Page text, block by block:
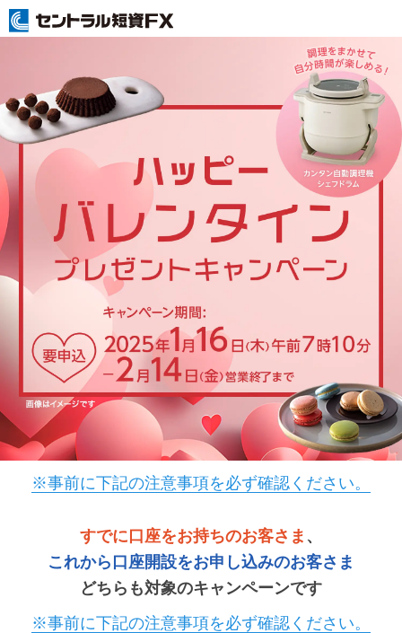
※事前に下記の注意事項を必ず確認ください。
すでに口座をお持ちのお客さま 、
これから口座開設をお申し込みのお客さま
どちらも対象のキャンペーンです
※事前に下記の注意事項を必ず確認ください。